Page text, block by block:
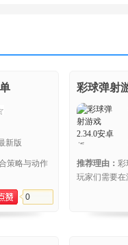
新版
策略与动作
0
彩球弹射
推荐理由： 彩
玩家们需要